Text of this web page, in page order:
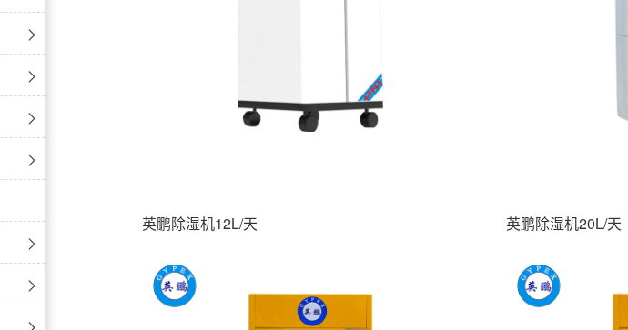
英鹏除湿机12L/天 英鹏除湿机20L/天